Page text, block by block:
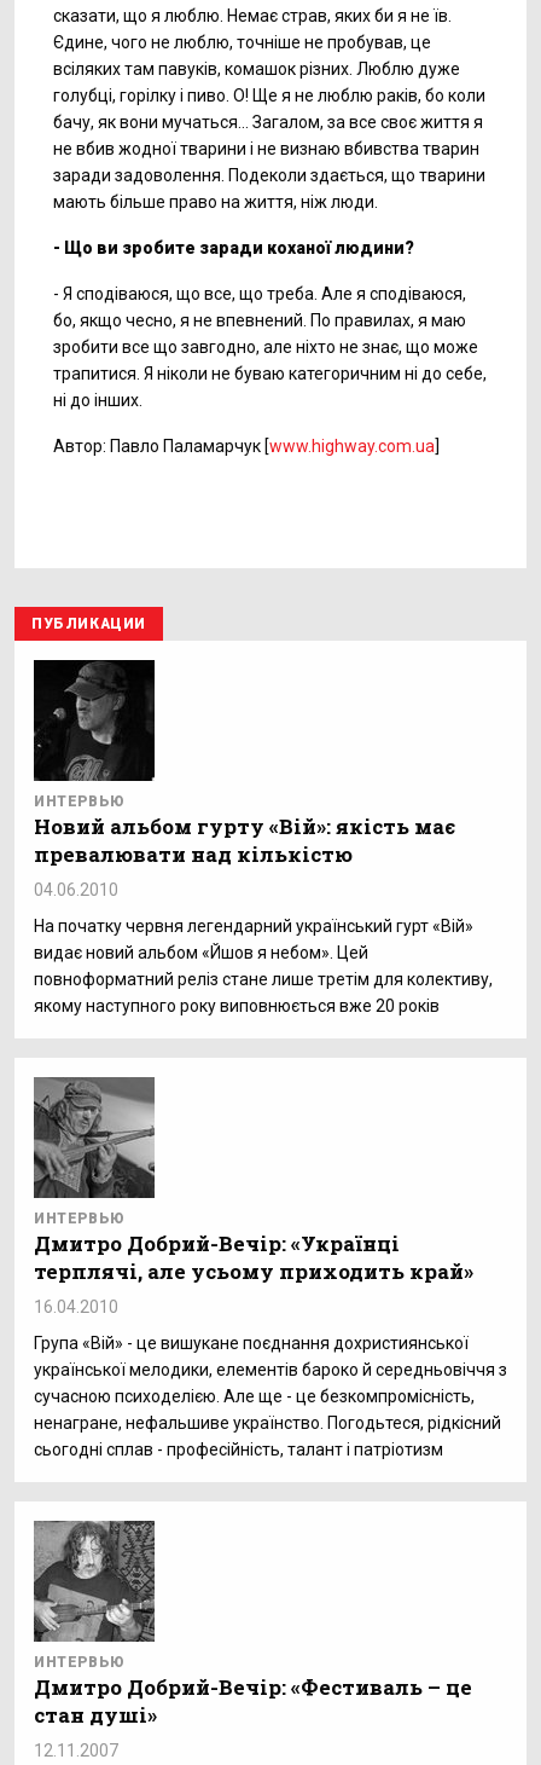
сказати, що я люблю. Немає страв, яких би я не їв.
Єдине, чого не люблю, точніше не пробував, це
всіляких там павуків, комашок різних. Люблю дуже
голубці, горілку і пиво. О! Ще я не люблю раків, бо коли
бачу, як вони мучаться… Загалом, за все своє життя я
не вбив жодної тварини і не визнаю вбивства тварин
заради задоволення. Подеколи здається, що тварини
мають більше право на життя, ніж люди.
- Що ви зробите заради коханої людини?
- Я сподіваюся, що все, що треба. Але я сподіваюся,
бо, якщо чесно, я не впевнений. По правилах, я маю
зробити все що завгодно, але ніхто не знає, що може
трапитися. Я ніколи не буваю категоричним ні до себе,
ні до інших.
Автор: Павло Паламарчук [www.highway.com.ua]
ПУБЛИКАЦИИ
ИНТЕРВЬЮ
Новий альбом гурту «Вій»: якість має
превалювати над кількістю
04.06.2010
На початку червня легендарний український гурт «Вій»
видає новий альбом «Йшов я небом». Цей
повноформатний реліз стане лише третім для колективу,
якому наступного року виповнюється вже 20 років
ИНТЕРВЬЮ
Дмитро Добрий-Вечір: «Українці
терплячі, але усьому приходить край»
16.04.2010
Група «Вій» - це вишукане поєднання дохристиянської
української мелодики, елементів бароко й середньовіччя з
сучасною психоделією. Але ще - це безкомпромісність,
ненагране, нефальшиве українство. Погодьтеся, рідкісний
сьогодні сплав - професійність, талант і патріотизм
ИНТЕРВЬЮ
Дмитро Добрий-Вечір: «Фестиваль – це
стан душі»
12.11.2007